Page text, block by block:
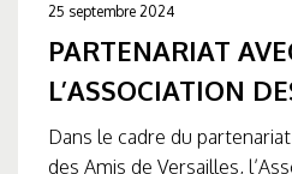
25 septembre 2024
PARTENARIAT
L’ASSOCIATION
Dans le cadre du
des Amis de Versailles,